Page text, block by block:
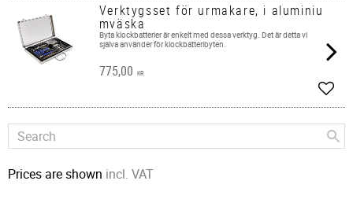
Verktygsset för urmakare, i aluminiu
mväska
Byta klockbatterier är enkelt med dessa verktyg. Det är detta vi
själva använder för klockbatteribyten.
775,00 KR
Add
Prices are shown incl. VAT